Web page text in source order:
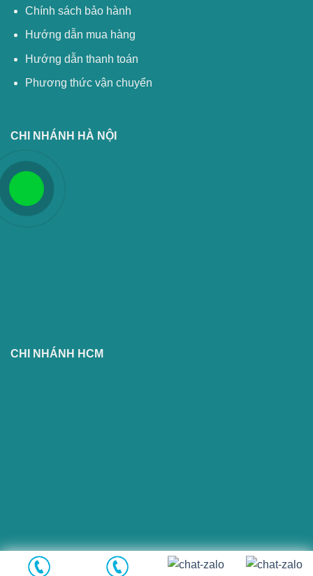
Chính sách bảo hành
Hướng dẫn mua hàng
Hướng dẫn thanh toán
Phương thức vận chuyển
CHI NHÁNH HÀ NỘI
CHI NHÁNH HCM